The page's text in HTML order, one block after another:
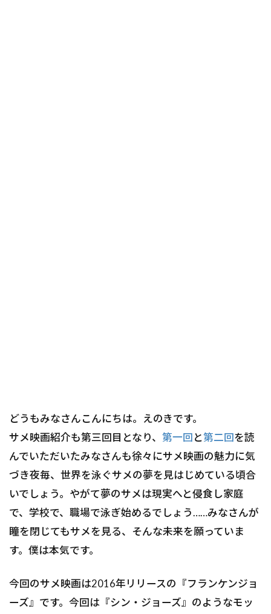
どうもみなさんこんにちは。えのきです。
サメ映画紹介も第三回目となり、 第一回と第二回を読
んでいただいたみなさんも徐々にサメ映画の魅力に気
づき夜毎、世界を泳ぐサメの夢を見はじめている頃合
いでしょう。やがて夢のサメは現実へと侵食し家庭
で、学校で、職場で泳ぎ始めるでしょう……みなさんが
瞳を閉じてもサメを見る、そんな未来を願っていま
す。僕は本気です。
今回のサメ映画は2016年リリースの『フランケンジョ
ーズ』です。今回は『シン・ジョーズ』のようなモッ